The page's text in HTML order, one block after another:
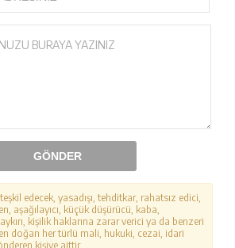
GÖNDER
edecek, yasadışı, tehditkar, rahatsız edici,
aşağılayıcı, küçük düşürücü, kaba,
kişilik haklarına zarar verici ya da benzeri
doğan her türlü mali, hukuki, cezai, idari
kişiye aittir.